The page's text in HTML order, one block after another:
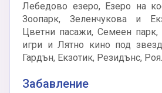
Лебедово езеро, Езеро на
Зоопарк, Зеленчукова и
Цветни пасажи, Семеен
игри и Лятно кино под
Гардън, Екзотик, Резидънс,
Забавление